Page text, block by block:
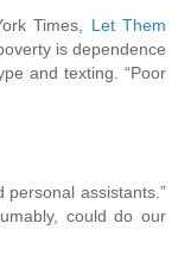
Times, Let Them
is dependence
and texting. “Poor
personal assistants.”
could do our